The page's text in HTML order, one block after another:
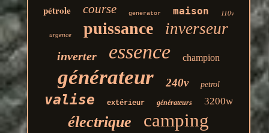
pétrole course generator maison 110v
urgence puissance inverseur
inverter essence champion
générateur 240v petrol
valise extérieur générateurs 3200w
électrique camping